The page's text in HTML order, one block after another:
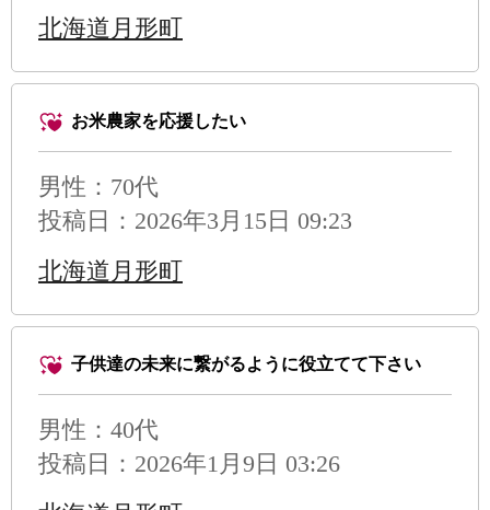
北海道月形町
お米農家を応援したい
男性 ：70代
投稿日：2026年3月15日 09:23
北海道月形町
子供達の未来に繋がるように役立てて下さい
男性 ：40代
投稿日：2026年1月9日 03:26